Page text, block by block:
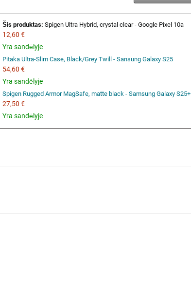
Šis produktas: Spigen Ultra Hybrid, crystal clear - Google Pixel 10a
12,60 €
Yra sandėlyje
Pitaka Ultra-Slim Case, Black/Grey Twill - Sansung Galaxy S25
54,60 €
Yra sandėlyje
Spigen Rugged Armor MagSafe, matte black - Samsung Galaxy S25+
27,50 €
Yra sandėlyje